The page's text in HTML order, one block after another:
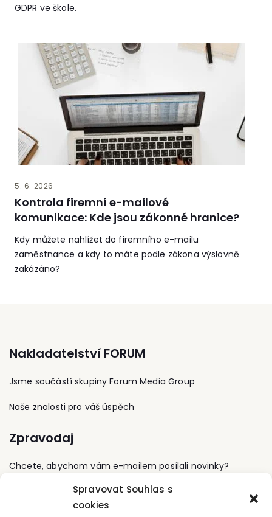
Spravovat Souhlas s
cookies
GDPR ve škole.
5. 6. 2026
Kontrola firemní e-mailové
komunikace: Kde jsou zákonné hranice?
Kdy můžete nahlížet do firemního e-mailu
zaměstnance a kdy to máte podle zákona výslovně
zakázáno?
Nakladatelství FORUM
Jsme součástí skupiny Forum Media Group
Naše znalosti pro váš úspěch
Zpravodaj
Chcete, abychom vám e-mailem posílali novinky?
Přihlaste se k odběru